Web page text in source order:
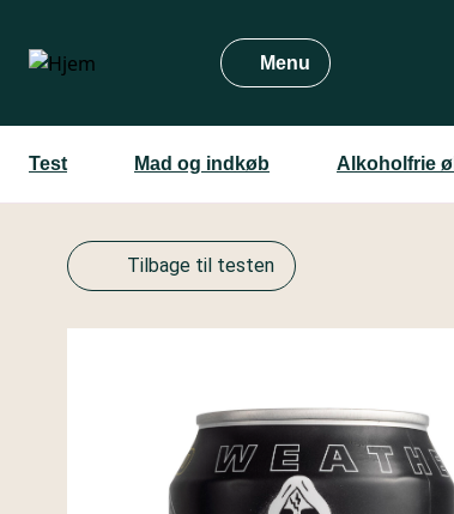
hovedindhold
Menu
Test Mad og indkøb Alkoholfrie øl
Tilbage til testen